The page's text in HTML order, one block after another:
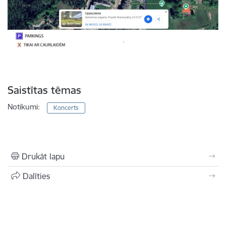
Saistītas tēmas
Notikumi: Koncerts
Drukāt lapu
Dalīties